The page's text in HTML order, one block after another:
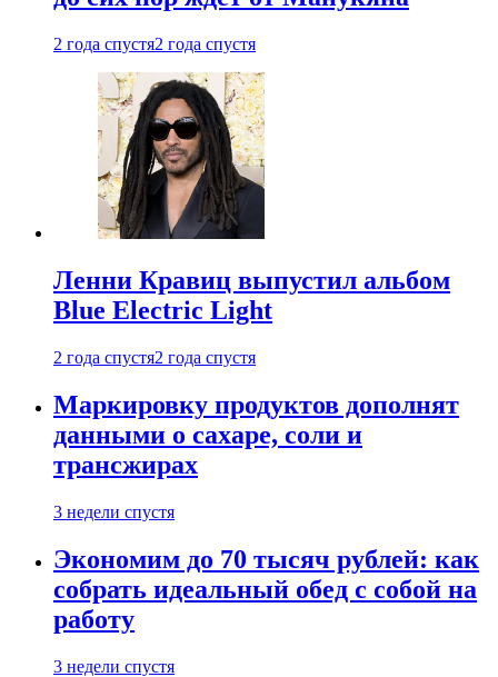
2 года спустя2 года спустя
Ленни Кравиц выпустил альбом
Blue Electric Light
2 года спустя2 года спустя
Маркировку продуктов дополнят
данными о сахаре, соли и
трансжирах
3 недели спустя
Экономим до 70 тысяч рублей: как
собрать идеальный обед с собой на
работу
3 недели спустя